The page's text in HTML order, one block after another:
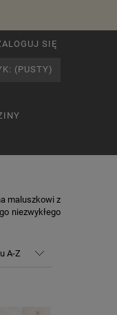
SIĘ
(PUSTY)
maluszkowi z
niezwykłego
A-Z